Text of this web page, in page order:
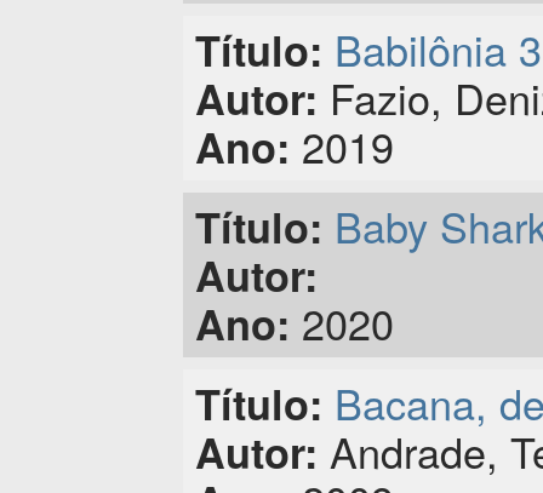
Título: Babilônia
Autor: Fazio,
Ano: 2019
Título: Baby
Autor:
Ano: 2020
Título: Bacana,
Autor: Andrade,